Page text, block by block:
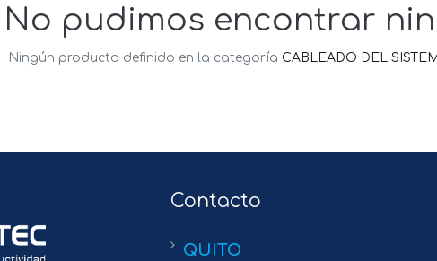
No pudimos encontrar
Ningún producto definido en la categoría CABLEADO DEL
Contacto
QUITO